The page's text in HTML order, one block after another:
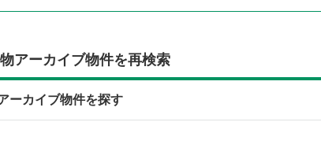
アーカイブ物件を再検索
ーカイブ物件を探す